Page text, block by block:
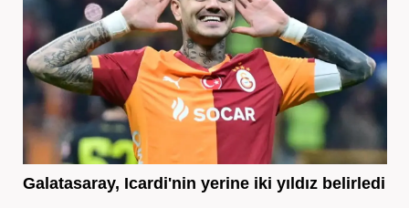
Galatasaray, Icardi'nin yerine iki yıldız belirledi